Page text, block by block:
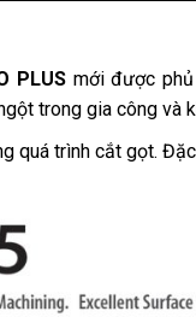
PLUS mới được
trong gia công và
quá trình cắt gọt.